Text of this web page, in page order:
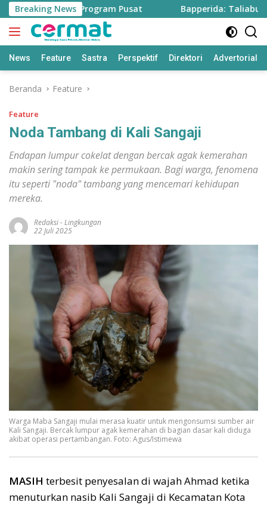
Langsung
ke
konten
Breaking News
dari Program Pusat Bapperida: Taliabu Butuh
News Feature Sastra Perspektif Direktori Advertorial
Beranda Feature
Feature
Noda Tambang di Kali Sangaji
Endapan lumpur cokelat dengan bercak agak kemerahan
makin sering tampak ke permukaan. Bagi warga, fenomena
itu seperti "noda" tambang yang mencemari kehidupan
mereka.
Redaksi-Lingkungan
22 Juli 2025
Warga Maba Sangaji mulai merasa kuatir untuk mengonsumsi sumber air
Kali Sangaji. Bercak lumpur agak kemerahan di bagian dasar kali diduga
akibat operasi pertambangan. Foto: Agus/Istimewa
MASIH terbesit penyesalan di wajah Ahmad ketika
menuturkan nasib Kali Sangaji di Kecamatan Kota